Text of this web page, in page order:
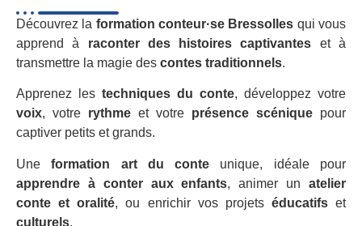
Découvrez la formation conteur·se Bressolles qui vous
apprend à raconter des histoires captivantes et à
transmettre la magie des contes traditionnels.
Apprenez les techniques du conte, développez votre
voix, votre rythme et votre présence scénique pour
captiver petits et grands.
Uneformation art du conte unique, idéale pour
apprendre à conter aux enfants, animer unatelier
conte et oralité, ou enrichir vos projets éducatifset
culturels.